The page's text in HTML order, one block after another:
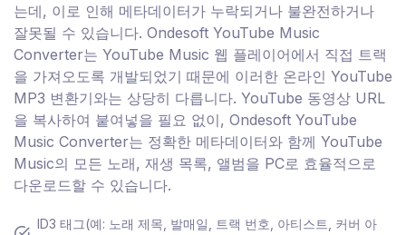
는데, 이로 인해 메타데이터가 누락되거나 불완전하거나
잘못될 수 있습니다. Ondesoft YouTube Music
Converter는 YouTube Music 웹 플레이어에서 직접 트랙
을 가져오도록 개발되었기 때문에 이러한 온라인 YouTube
MP3 변환기와는 상당히 다릅니다. YouTube 동영상 URL
을 복사하여 붙여넣을 필요 없이, Ondesoft YouTube
Music Converter는 정확한 메타데이터와 함께 YouTube
Music의 모든 노래, 재생 목록, 앨범을 PC로 효율적으로
다운로드할 수 있습니다.
ID3 태그(예: 노래 제목, 발매일, 트랙 번호, 아티스트, 커버 아